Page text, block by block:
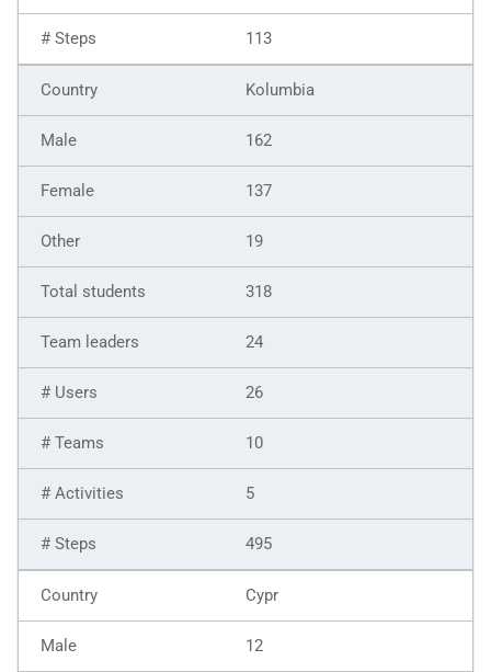
113
Kolumbia
162
137
19
318
24
26
10
5
495
Cypr
12